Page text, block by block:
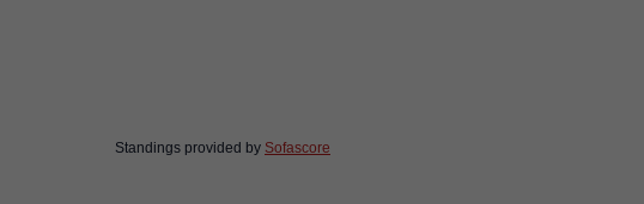
Standings provided by Sofascore